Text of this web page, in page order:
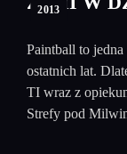
2013
Paintball to
ostatnich lat.
TI wraz z
Strefy pod